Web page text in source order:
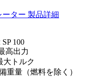
ーター 製品詳細
100
高出力
大トルク
重量（燃料を除く）